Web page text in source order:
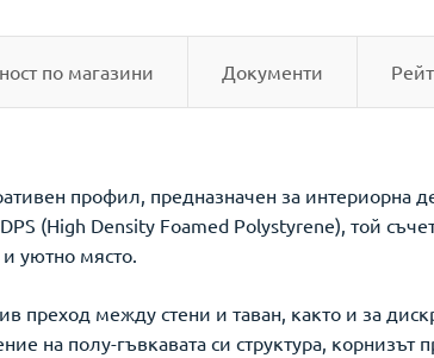
по магазини Документи
профил, предназначен за интериорна
(High Density Foamed Polystyrene), той
уютно място.
преход между стени и таван, както и за
на полу-гъвкавата си структура, корнизът